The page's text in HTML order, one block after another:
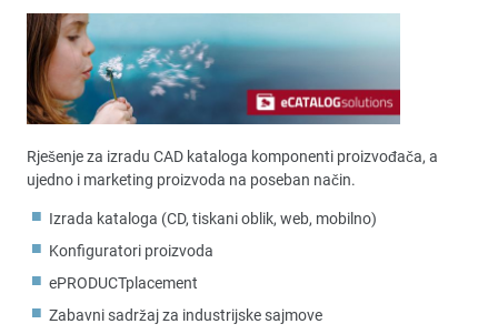
Rješenje za izradu CAD kataloga komponenti proizvođača, a
ujedno i marketing proizvoda na poseban način.
Izrada kataloga (CD, tiskani oblik, web, mobilno)
Konfiguratori proizvoda
ePRODUCTplacement
Zabavni sadržaj za industrijske sajmove